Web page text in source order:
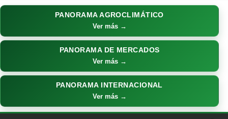
PANORAMA AGROCLIMÁTICO
Ver más →
PANORAMA DE MERCADOS
Ver más →
PANORAMA INTERNACIONAL
Ver más →